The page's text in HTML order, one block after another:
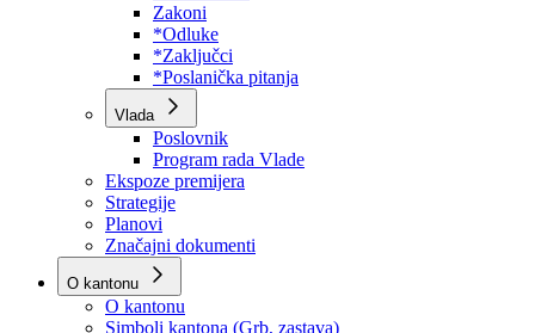
Poslovnik
Program rada Skupštine
Budžet 2026
Zakoni
*Odluke
*Zaključci
*Poslanička pitanja
Vlada
Poslovnik
Program rada Vlade
Ekspoze premijera
Strategije
Planovi
Značajni dokumenti